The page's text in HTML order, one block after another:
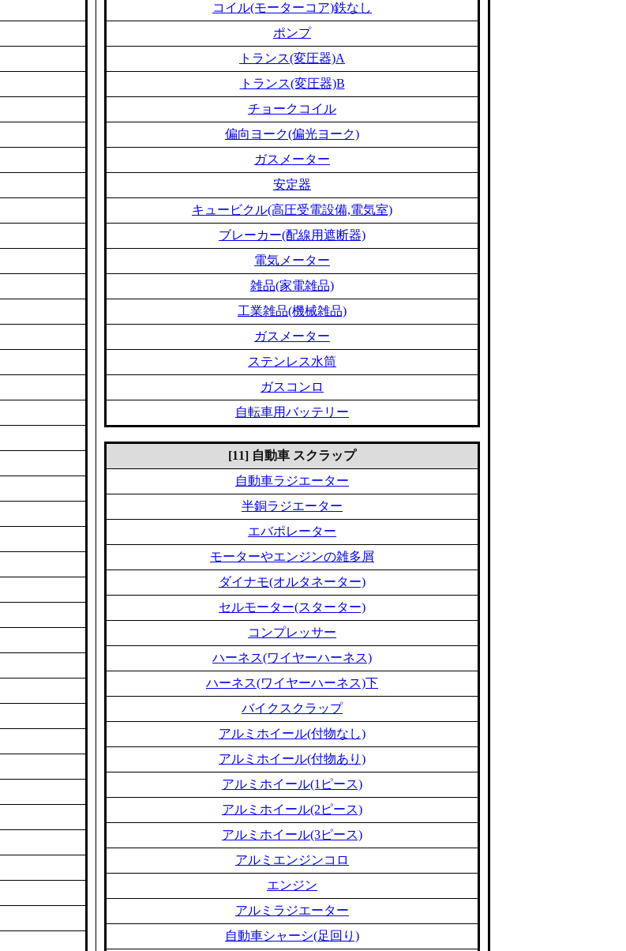
コイル(モーターコア)鉄なし
ポンプ
トランス(変圧器)A
トランス(変圧器)B
チョークコイル
偏向ヨーク(偏光ヨーク)
ガスメーター
安定器
キュービクル(高圧受電設備,電気室)
ブレーカー(配線用遮断器)
電気メーター
雑品(家電雑品)
工業雑品(機械雑品)
ガスメーター
ステンレス水筒
ガスコンロ
自転車用バッテリー
[11] 自動車 スクラップ
自動車ラジエーター
半銅ラジエーター
エバポレーター
モーターやエンジンの雑多屑
ダイナモ(オルタネーター)
セルモーター(スターター)
コンプレッサー
ハーネス(ワイヤーハーネス)
ハーネス(ワイヤーハーネス)下
バイクスクラップ
アルミホイール(付物なし)
アルミホイール(付物あり)
アルミホイール(1ピース)
アルミホイール(2ピース)
アルミホイール(3ピース)
アルミエンジンコロ
エンジン
アルミラジエーター
自動車シャーシ(足回り)